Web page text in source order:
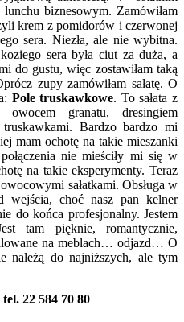
biznesowym. Zamówiłam
krem z pomidorów i czerwonej
sera. Niezła, ale nie wybitna.
sera była ciut za duża, a
do gustu, więc zostawiłam taką
zupy zamówiłam sałatę. O
Pole truskawkowe. To sałata z
owocem granatu, dresingiem
Bardzo bardzo mi
mam ochotę na takie mieszanki
nie mieściły mi się w
na takie eksperymenty. Teraz
sałatkami. Obsługa w
choć nasz pan kelner
do końca profesjonalny. Jestem
tam pięknie, romantycznie,
na meblach… odjazd… O
należą do najniższych, ale tym
22 584 70 80